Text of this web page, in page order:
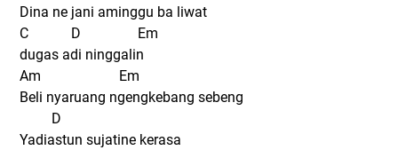
Dina ne jani aminggu ba liwat
C D Em
dugas adi ninggalin
Am Em
Beli nyaruang ngengkebang sebeng
D
Yadiastun sujatine kerasa